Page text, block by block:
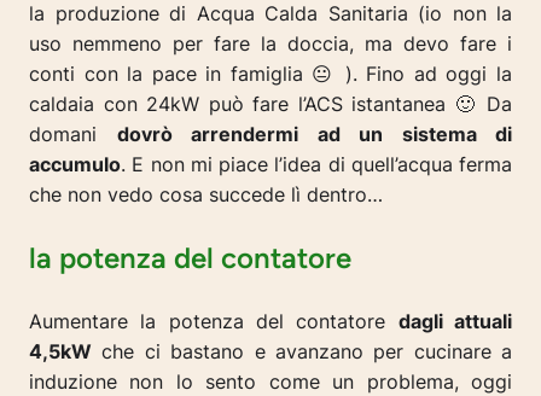
la produzione di Acqua Calda Sanitaria (io non la
uso nemmeno per fare la doccia, ma devo fare i
conti con la pace in famiglia 😐 ). Fino ad oggi la
caldaia con 24kW può fare l’ACS istantanea 🙂 Da
domani dovrò arrendermi ad un sistema di
accumulo. E non mi piace l’idea di quell’acqua ferma
che non vedo cosa succede lì dentro…
la potenza del contatore
Aumentare la potenza del contatore dagli attuali
4,5kW che ci bastano e avanzano per cucinare a
induzione non lo sento come un problema, oggi